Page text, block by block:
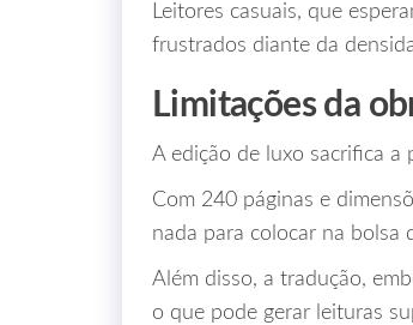
Leitores casuais, que
frustrados diante da
Limitações da
A edição de luxo sacrifica a
Com 240 páginas e
nada para colocar na bolsa
Além disso, a tradução,
o que pode gerar leituras